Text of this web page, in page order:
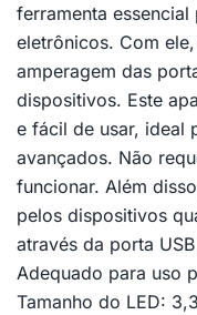
ferramenta
eletrônicos. Com
amperagem das
dispositivos. Este
e fácil de usar, ideal
avançados. Não
funcionar. Além
pelos dispositivos
através da porta
Adequado para uso
Tamanho do LED: